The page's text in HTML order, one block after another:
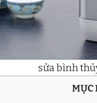
sửa bình
MỤC